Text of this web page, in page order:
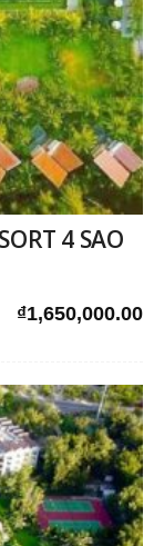
4 SAO
₫1,650,000.00